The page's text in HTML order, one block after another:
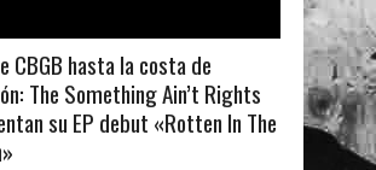
CBGB hasta la costa de
The Something Ain’t Rights
su EP debut «Rotten In The